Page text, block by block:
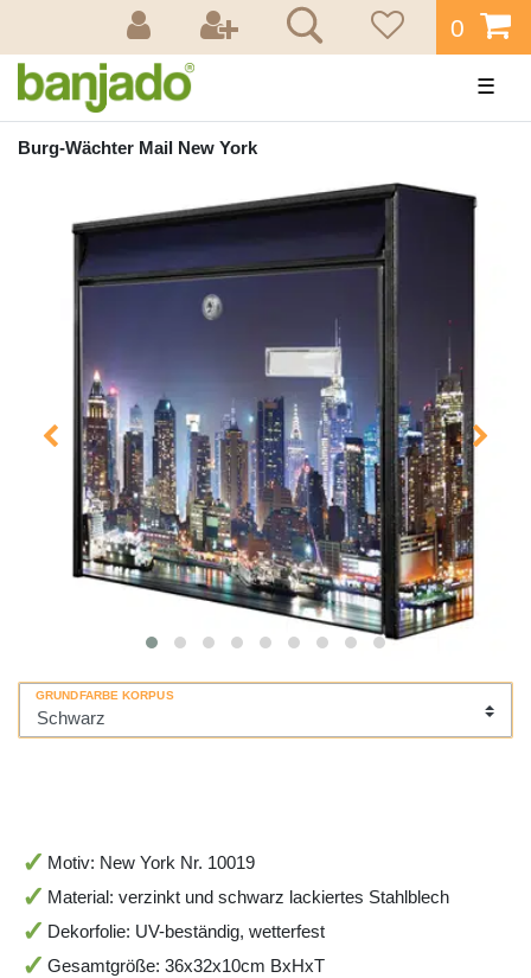
0
☰
Burg-Wächter Mail New York
GRUNDFARBE KORPUS
Motiv: New York Nr. 10019
Material: verzinkt und schwarz lackiertes Stahlblech
Dekorfolie: UV-beständig, wetterfest
Gesamtgröße: 36x32x10cm BxHxT